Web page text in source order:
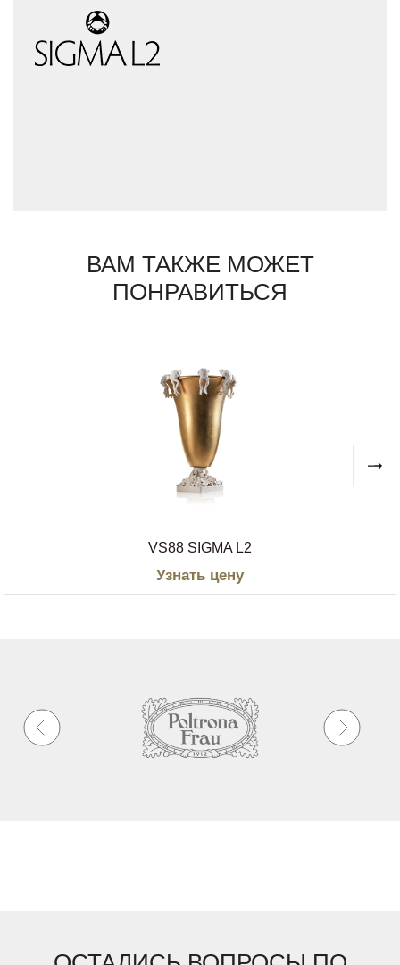
исследованиям всегда приводит мастеров
фабрики к новым, интересным открытиям.
Сегодня они используют множество самых
разнородных материалов: хрусталь,
ВАМ ТАКЖЕ МОЖЕТ
ПОНРАВИТЬСЯ
VS88 SIGMA L2
Узнать цену